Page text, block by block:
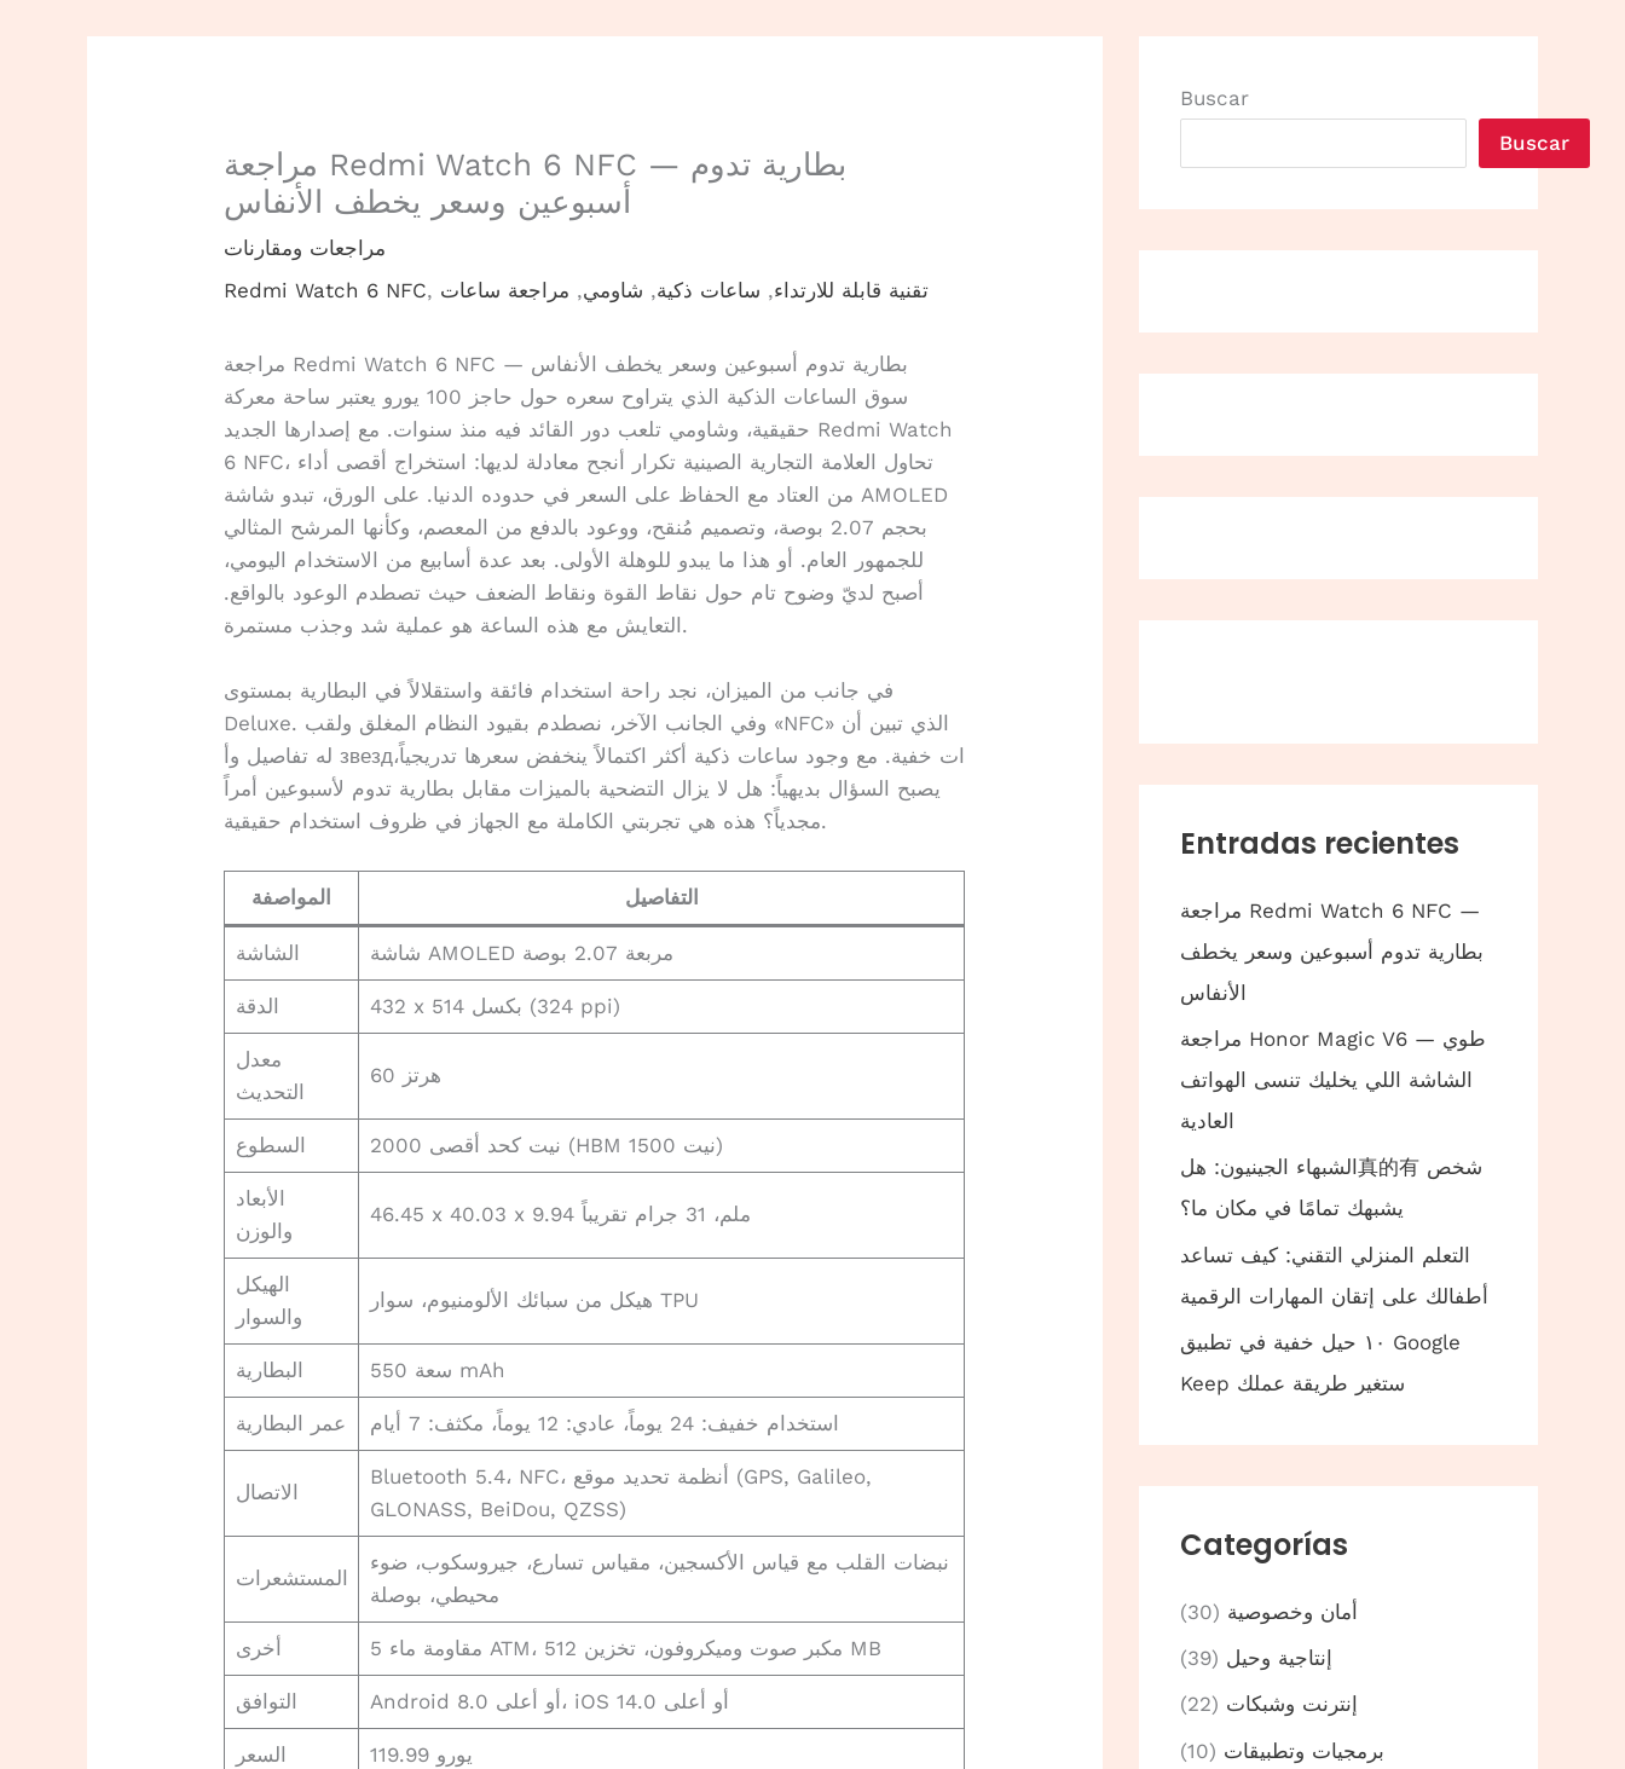
مراجعة Redmi Watch 6 NFC — بطارية تدوم
أسبوعين وسعر يخطف الأنفاس
مراجعات ومقارنات
Redmi Watch 6 NFC, تقنية قابلة للارتداء, ساعات ذكية, شاومي, مراجعة ساعات
مراجعة Redmi Watch 6 NFC — بطارية تدوم أسبوعين وسعر يخطف الأنفاس
سوق الساعات الذكية الذي يتراوح سعره حول حاجز 100 يورو يعتبر ساحة معركة
حقيقية، وشاومي تلعب دور القائد فيه منذ سنوات. مع إصدارها الجديد Redmi Watch
6 NFC، تحاول العلامة التجارية الصينية تكرار أنجح معادلة لديها: استخراج أقصى أداء
من العتاد مع الحفاظ على السعر في حدوده الدنيا. على الورق، تبدو شاشة AMOLED
بحجم 2.07 بوصة، وتصميم مُنقح، ووعود بالدفع من المعصم، وكأنها المرشح المثالي
للجمهور العام. أو هذا ما يبدو للوهلة الأولى. بعد عدة أسابيع من الاستخدام اليومي،
أصبح لديّ وضوح تام حول نقاط القوة ونقاط الضعف حيث تصطدم الوعود بالواقع.
التعايش مع هذه الساعة هو عملية شد وجذب مستمرة.
في جانب من الميزان، نجد راحة استخدام فائقة واستقلالاً في البطارية بمستوى
Deluxe. وفي الجانب الآخر، نصطدم بقيود النظام المغلق ولقب «NFC» الذي تبين أن
له تفاصيل وأ звездات خفية. مع وجود ساعات ذكية أكثر اكتمالاً ينخفض سعرها تدريجياً،
يصبح السؤال بديهياً: هل لا يزال التضحية بالميزات مقابل بطارية تدوم لأسبوعين أمراً
مجدياً؟ هذه هي تجربتي الكاملة مع الجهاز في ظروف استخدام حقيقية.
المواصفة التفاصيل
الشاشة شاشة AMOLED مربعة 2.07 بوصة
الدقة 432 x 514 بكسل (324 ppi)
معدل
التحديث
60 هرتز
السطوع 2000 نيت كحد أقصى (HBM 1500 نيت)
الأبعاد
والوزن
46.45 x 40.03 x 9.94 ملم، 31 جرام تقريباً
الهيكل
والسوار
هيكل من سبائك الألومنيوم، سوار TPU
البطارية سعة 550 mAh
عمر البطارية استخدام خفيف: 24 يوماً، عادي: 12 يوماً، مكثف: 7 أيام
الاتصال
Bluetooth 5.4، NFC، أنظمة تحديد موقع (GPS, Galileo,
GLONASS, BeiDou, QZSS)
المستشعرات
نبضات القلب مع قياس الأكسجين، مقياس تسارع، جيروسكوب، ضوء
محيطي، بوصلة
أخرى مقاومة ماء 5 ATM، مكبر صوت وميكروفون، تخزين 512 MB
التوافق Android 8.0 أو أعلى، iOS 14.0 أو أعلى
السعر 119.99 يورو
Buscar
Buscar
Entradas recientes
مراجعة Redmi Watch 6 NFC —
بطارية تدوم أسبوعين وسعر يخطف
الأنفاس
مراجعة Honor Magic V6 — طوي
الشاشة اللي يخليك تنسى الهواتف
العادية
الشبهاء الجينيون: هل真的有 شخص
يشبهك تمامًا في مكان ما؟
التعلم المنزلي التقني: كيف تساعد
أطفالك على إتقان المهارات الرقمية
١٠ حيل خفية في تطبيق Google
Keep ستغير طريقة عملك
Categorías
أمان وخصوصية (30)
إنتاجية وحيل (39)
إنترنت وشبكات (22)
برمجيات وتطبيقات (10)